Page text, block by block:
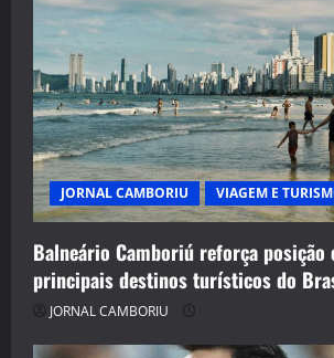
JORNAL CAMBORIU VIAGEM E
Balneário Camboriú reforça posição
principais destinos turísticos do
JORNAL CAMBORIU